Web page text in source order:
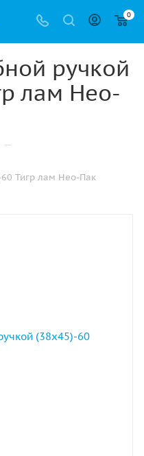
0
ручкой
лам Нео-
—
Тигр лам Нео-Пак